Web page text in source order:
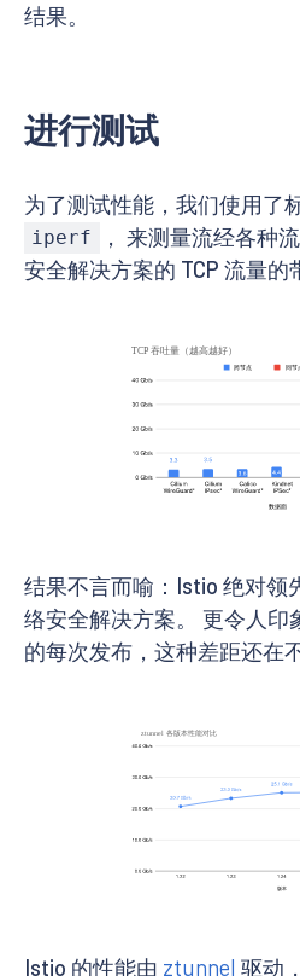
结果。
进行测试
为了测试性能，我们使用了
iperf
， 来测量流经各种
安全解决方案的 TCP 流量的
结果不言而喻：Istio 绝对领
络安全解决方案。 更令人印
的每次发布，这种差距还在
Istio 的性能由 ztunnel 驱动